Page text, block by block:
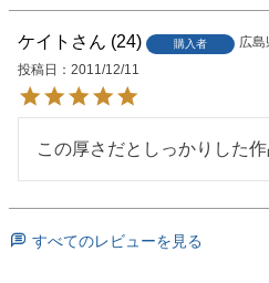
ケイト 24 購入者 広島
投稿日
2011/12/11
この厚さだとしっかりした作
すべてのレビューを見る